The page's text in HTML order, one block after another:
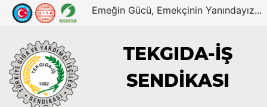
Emeğin Gücü, Emekçinin Yanındayız...
TEKGIDA-İŞ
SENDİKASI